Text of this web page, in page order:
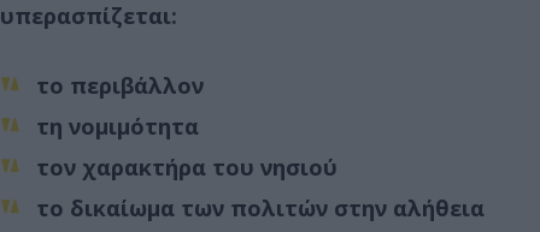
υπερασπίζεται:
το περιβάλλον
τη νομιμότητα
τον χαρακτήρα του νησιού
το δικαίωμα των πολιτών στην αλήθεια